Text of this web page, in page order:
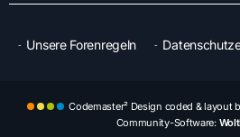
Unsere Forenregeln
Codemaster² Design coded &
Community-Software: